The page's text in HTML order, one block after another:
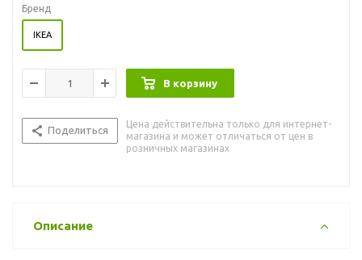
Бренд
IKEA
В корзину
Поделиться
Цена действительна только для интернет-
магазина и может отличаться от цен в
розничных магазинах
Описание